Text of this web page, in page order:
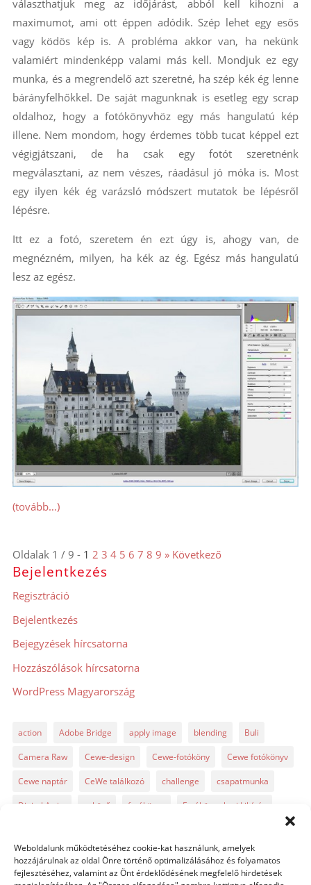
Weboldalunk működtetéséhez cookie-kat használunk, amelyek
hozzájárulnak az oldal Önre történő optimalizálásához és folyamatos
fejlesztéséhez, valamint az Önt érdeklődésének megfelelő hirdetések
választhatjuk meg az időjárást, abból kell kihozni a
maximumot, ami ott éppen adódik. Szép lehet egy esős
vagy ködös kép is. A probléma akkor van, ha nekünk
valamiért mindenképp valami más kell. Mondjuk ez egy
munka, és a megrendelő azt szeretné, ha szép kék ég lenne
bárányfelhőkkel. De saját magunknak is esetleg egy scrap
oldalhoz, hogy a fotókönyvhöz egy más hangulatú kép
illene. Nem mondom, hogy érdemes több tucat képpel ezt
végigjátszani, de ha csak egy fotót szeretnénk
megválasztani, az nem vészes, ráadásul jó móka is. Most
egy ilyen kék ég varázsló módszert mutatok be lépésről
lépésre.
Itt ez a fotó, szeretem én ezt úgy is, ahogy van, de
megnézném, milyen, ha kék az ég. Egész más hangulatú
lesz az egész.
(tovább…)
Oldalak 1 / 9 - 1 2 3 4 5 6 7 8 9 » Következő
Bejelentkezés
Regisztráció
Bejelentkezés
Bejegyzések hírcsatorna
Hozzászólások hírcsatorna
WordPress Magyarország
action Adobe Bridge apply image blending Buli
Camera Raw Cewe-design Cewe-fotóköny Cewe fotókönyv
Cewe naptár CeWe találkozó challenge csapatmunka
Digital Artist esküvő fotókönyv Fotókönyv heti kihívás
karácsony
Levin Lightroom Mintakönyv naptár path
Photoshop Photoshop alapok Photoshop CC